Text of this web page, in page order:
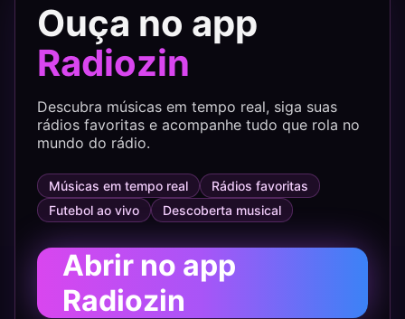
Ouça no app
Radiozin
Descubra músicas em tempo real, siga suas
rádios favoritas e acompanhe tudo que rola no
mundo do rádio.
Músicas em tempo real
Rádios favoritas
Futebol ao vivo
Descoberta musical
Abrir no app
Radiozin